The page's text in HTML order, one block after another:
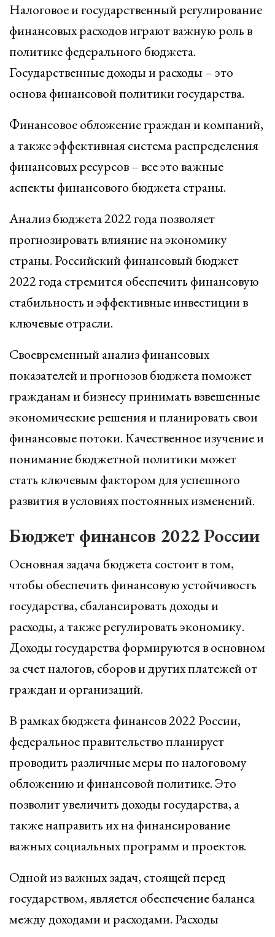
Налоговое и государственный регулирование
финансовых расходов играют важную роль в
политике федерального бюджета.
Государственные доходы и расходы – это
основа финансовой политики государства.
Финансовое обложение граждан и компаний,
а также эффективная система распределения
финансовых ресурсов – все это важные
аспекты финансового бюджета страны.
Анализ бюджета 2022 года позволяет
прогнозировать влияние на экономику
страны. Российский финансовый бюджет
2022 года стремится обеспечить финансовую
стабильность и эффективные инвестиции в
ключевые отрасли.
Своевременный анализ финансовых
показателей и прогнозов бюджета поможет
гражданам и бизнесу принимать взвешенные
экономические решения и планировать свои
финансовые потоки. Качественное изучение и
понимание бюджетной политики может
стать ключевым фактором для успешного
развития в условиях постоянных изменений.
Бюджет финансов 2022 России
Основная задача бюджета состоит в том,
чтобы обеспечить финансовую устойчивость
государства, сбалансировать доходы и
расходы, а также регулировать экономику.
Доходы государства формируются в основном
за счет налогов, сборов и других платежей от
граждан и организаций.
В рамках бюджета финансов 2022 России,
федеральное правительство планирует
проводить различные меры по налоговому
обложению и финансовой политике. Это
позволит увеличить доходы государства, а
также направить их на финансирование
важных социальных программ и проектов.
Одной из важных задач, стоящей перед
государством, является обеспечение баланса
между доходами и расходами. Расходы